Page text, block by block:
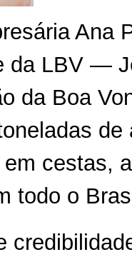
Ana
da LBV —
da Boa
cestas,
todo o